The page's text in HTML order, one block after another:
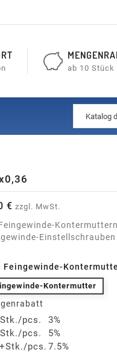
ab 10 Stück
€ zzgl. MwSt.
Feingewinde-
Kontermutter
pcs.
3%
pcs.
5%
pcs. 7.5%